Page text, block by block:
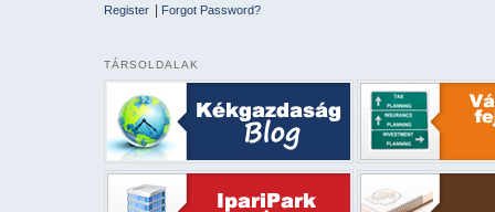
Register Forgot Password?
TÁRSOLDALAK